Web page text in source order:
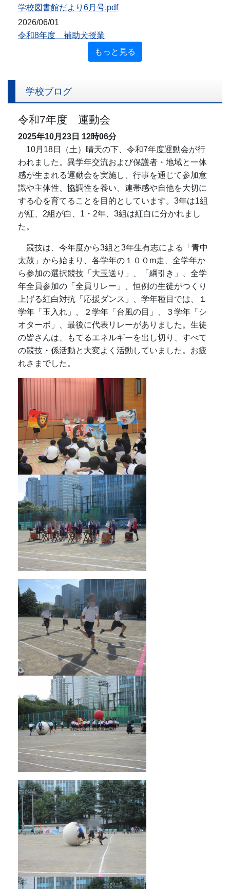
学校図書館だより6月号.pdf
2026/06/01
令和8年度 補助犬授業
もっと見る
学校ブログ
令和7年度 運動会
2025年10月23日 12時06分
10月18日（土）晴天の下、令和7年度運動会が行
われました。 異学年交流および保護者・地域と一体
感が生まれる運動会を実施し、 行事を通じて参加意
識や主体性、協調性を養い、連帯感や自他を大切に
する心を育てることを目的としています。3年は1組
が紅、2組が白、1・2年、3組は紅白に分かれまし
た。
競技は、今年度から3組と3年生有志による「青中
太鼓」から始まり、各学年の１００m走、全学年か
ら参加の選択競技「大玉送り」、「綱引き」、全学
年全員参加の「全員リレー」、恒例の生徒がつくり
上げる紅白対抗「応援ダンス」、学年種目では、１
学年「玉入れ」、２学年「台風の目」、３学年「シ
オターボ」、最後に代表リレーがありました。生徒
の皆さんは、もてるエネルギーを出し切り、すべて
の競技・係活動と大変よく活動していました。お疲
れさまでした。